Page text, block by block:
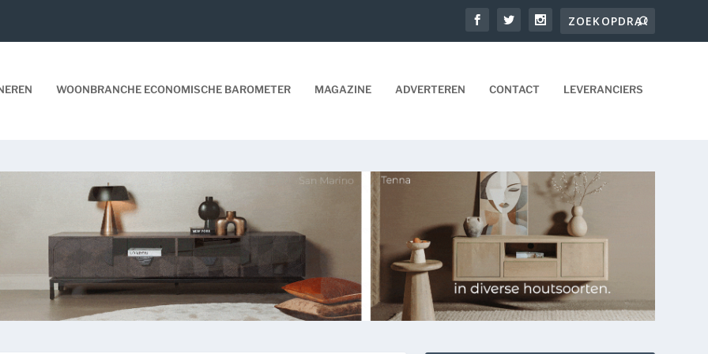
WOONBRANCHE ECONOMISCHE BAROMETER MAGAZINE ADVERTEREN CONTACT LEVERANCIERS